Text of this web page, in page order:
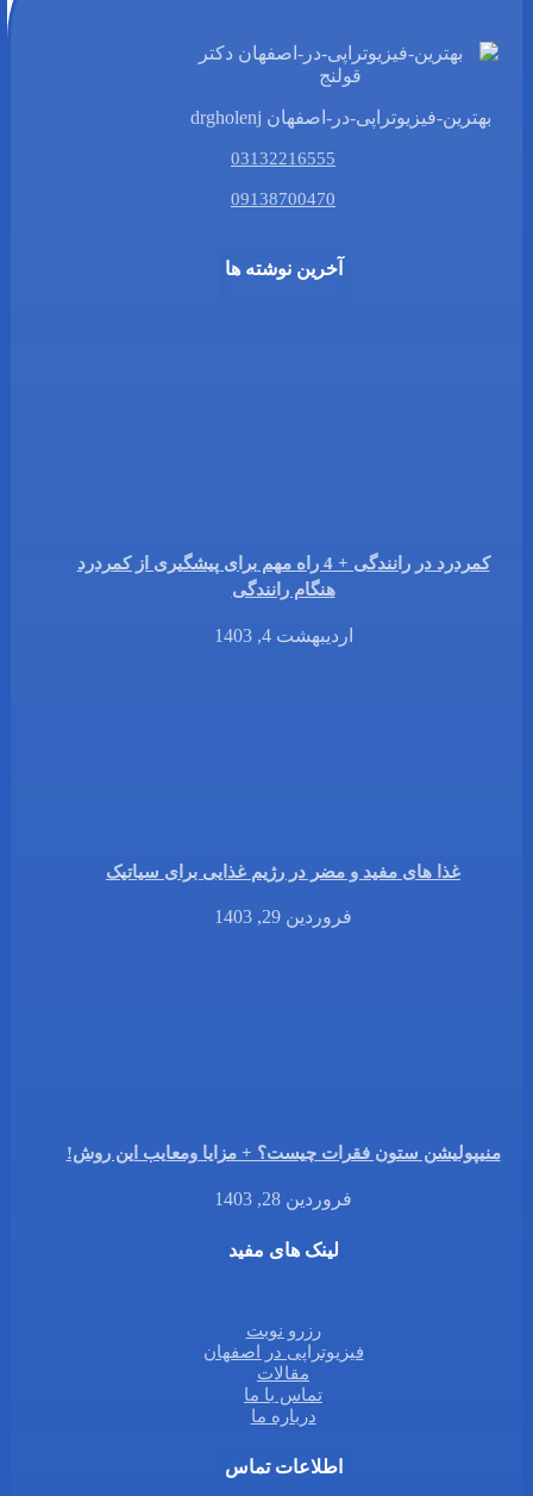
بهترین-فیزیوتراپی-در-اصفهان drgholenj
03132216555
09138700470
آخرین نوشته ها
کمردرد در رانندگی + 4 راه مهم برای پیشگیری از کمردرد
هنگام رانندگی
اردیبهشت 4, 1403
غذا های مفید و مضر در رژیم غذایی برای سیاتیک
فروردین 29, 1403
منیپولیشن ستون فقرات چیست؟ + مزایا ومعایب این روش!
فروردین 28, 1403
لینک های مفید
رزرو نوبت
فیزیوتراپی در اصفهان
مقالات
تماس با ما
درباره ما
اطلاعات تماس